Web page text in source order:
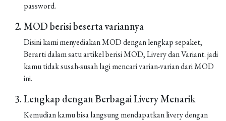
password.
MOD berisi beserta variannya
Disini kami menyediakan MOD dengan lengkap sepaket,
Berarti dalam satu artikel berisi MOD, Livery dan Variant. jadi
kamu tidak susah-susah lagi mencari varian-varian dari MOD
ini.
Lengkap dengan Berbagai Livery Menarik
Kemudian kamu bisa langsung mendapatkan livery dengan